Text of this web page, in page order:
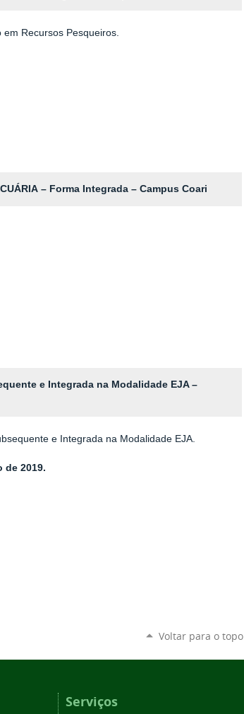
Recursos Pesqueiros.
– Forma Integrada – Campus Coari
e Integrada na Modalidade EJA –
e Integrada na Modalidade EJA.
de 2019.
Voltar para o topo
Serviços